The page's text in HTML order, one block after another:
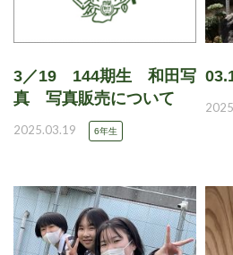
3／19 144期生 和田写
真 写真販売について
2025.03.19 6年生